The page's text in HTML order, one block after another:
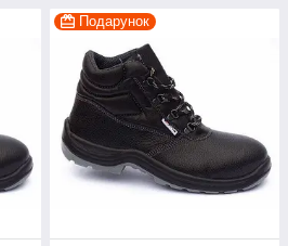
Подарунок